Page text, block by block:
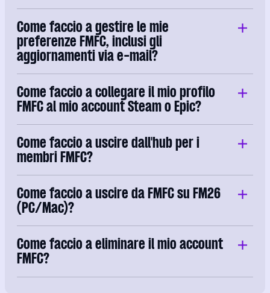
Come faccio a gestire le mie
preferenze FMFC, inclusi gli
aggiornamenti via e-mail?
Come faccio a collegare il mio profilo
FMFC al mio account Steam o Epic?
Come faccio a uscire dall'hub per i
membri FMFC?
Come faccio a uscire da FMFC su FM26
(PC/Mac)?
Come faccio a eliminare il mio account
FMFC?